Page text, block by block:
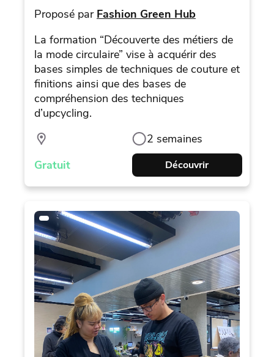
Proposé par Fashion Green Hub
La formation “Découverte des métiers de
la mode circulaire” vise à acquérir des
bases simples de techniques de couture et
finitions ainsi que des bases de
compréhension des techniques
d’upcycling.
2 semaines
Gratuit
Découvrir